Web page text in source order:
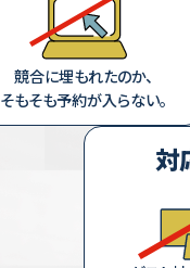
競合に埋もれたのか、
そもそも予約が入らない。
対